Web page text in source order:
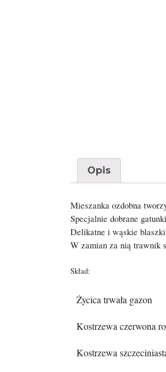
Opis
Mieszanka ozdobna
Specjalnie dobrane
Delikatne i wąskie
W zamian za nią trawnik
Skład:
Życica trwała gazon
Kostrzewa czerwona
Kostrzewa